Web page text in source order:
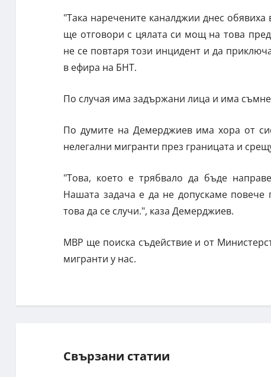
"Така наречените каналджии днес
ще отговори с цялата си мощ на това
не се повтаря този инцидент и да
в ефира на БНТ.
По случая има задържани лица и има
По думите на Демерджиев има хора от
нелегални мигранти през границата и
"Това, което е трябвало да бъде
Нашата задача е да не допускаме
това да се случи.", каза Демерджиев.
МВР ще поиска съдействие и от
мигранти у нас.
Свързани статии